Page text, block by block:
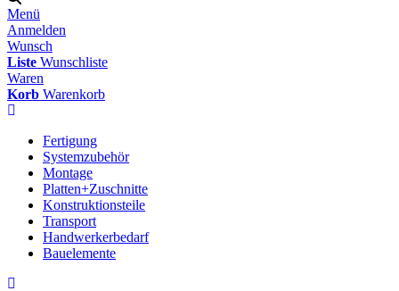
Menü
Anmelden
Wunsch
Liste Wunschliste
Waren
Korb Warenkorb
Fertigung
Systemzubehör
Montage
Platten+Zuschnitte
Konstruktionsteile
Transport
Handwerkerbedarf
Bauelemente